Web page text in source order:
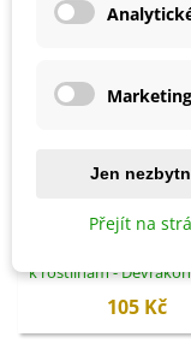
k rostlinám -
105 Kč
Jen
Přejít na